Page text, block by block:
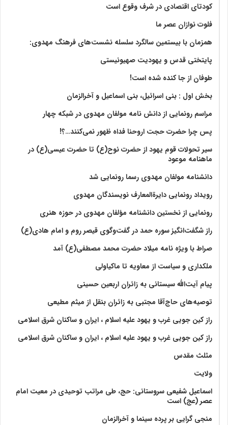
کودتای اقتصادی در شرف وقوع است
فلوت نوازان عصر ما
همزمان با بیستمین سالگرد سلسله نشست‌های فرهنگ مهدوی:‌
پایتختی قدس و یهودیت صهیونیستی
طوفان از جا کنده شده است!
بخش اول : بنی اسرائیل، بنی اسماعیل و آخرالزمان
مراسم رونمایی از دانش نامه مولفان مهدوی در شبکه چهار
پس چرا حضرت حجت اروحنا فداه ظهور نمی‌کنند…؟!
سیر تحولات قوم یهود از حضرت نوح(ع) تا حضرت عیسی(ع) در
ماهنامه موعود
دانشنامه مولفان مهدوی رسما رونمایی شد
رویداد رونمایی دایرةالمعارف نویسندگان مهدوی
رونمایی از نخستین دانشنامه مؤلفان مهدوی در حوزه هنری
راز شگفت‌انگیز سوره حمد در گفت‌وگوی قیصر روم و امام هادی(ع)
صراط با ویژه نامه میلاد حضرت محمد مصطفی(ع) آمد
ملکداری و سیاست از معاویه تا ماکیاولی
پیام آیت‌الله سیستانی به زائران اربعین حسینی
توصیه‌های حاج‌آقا مجتبی به زائران بنقل از میثم مطیعی
راز کین جویی غرب و یهود علیه اسلام ، ایران و ساکنان شرق اسلامی
راز کین جویی غرب و یهود علیه اسلام ، ایران و ساکنان شرق اسلامی
مثلث مقدس
ولايت‏
اسماعیل شفیعی سروستانی: حج، طی مراتب توحیدی در معیت امام
عصر (عج) است
منجی گرایی بر پرده سینما و آخرالزمان